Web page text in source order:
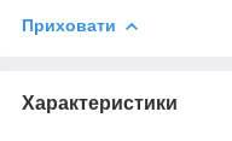
Приховати
Характеристики